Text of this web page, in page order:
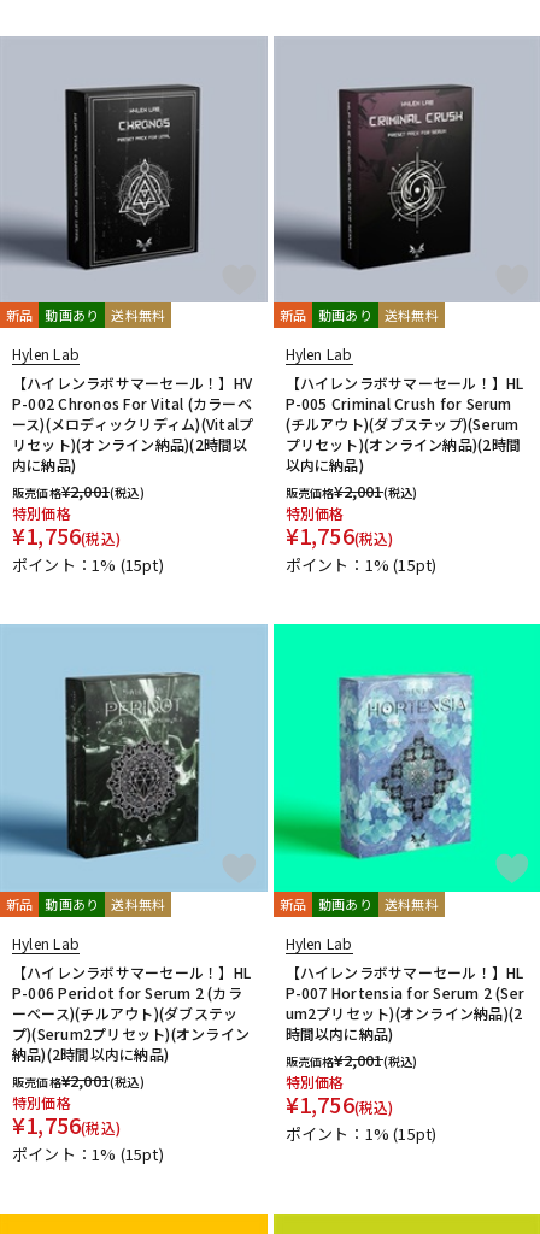
Sonic Studio
Sonnox
SPECTRASONICS
SSL(Solid State Logic)
Steven Slate Audio
stokyo
STREZOV SAMPLING Studiologic
SynchroArts
SYNTHOGY
TAC SYSTEM
tc electronic
TC helicon
Teenage Engineering
Thrustmaster
TOONTRACK
Tracktion TRUE DYNA
UDG u-he（ユーヒー） UJAM
Universal Audio
Vital Arts
Wave Machine Labs
WAVES
Whirlwind XFER RECORDS xlnaudio
XSONIC
YAMAHA
ZAOR ZOOM
他
1st PLACE 360 Reality Audio
RELAB Development
FREQPORT
Minimal Audio
cmf by NOTHING
新品 動画あり 送料無料
Hylen Lab
【ハイレンラボサマーセール！】HV
P-002 Chronos For Vital (カラーベ
ース)(メロディックリディム)(Vitalプ
リセット)(オンライン納品)(2時間以
内に納品)
販売価格¥2,001(税込)
特別価格
¥1,756(税込)
ポイント：1% (15pt)
新品 動画あり 送料無料
Hylen Lab
【ハイレンラボサマーセール！】HL
P-005 Criminal Crush for Serum
(チルアウト)(ダブステップ)(Serum
プリセット)(オンライン納品)(2時間
以内に納品)
販売価格¥2,001(税込)
特別価格
¥1,756(税込)
ポイント：1%(15pt)
新品 動画あり 送料無料
Hylen Lab
【ハイレンラボサマーセール！】HL
P-006 Peridot for Serum 2 (カラ
ーベース)(チルアウト)(ダブステッ
プ)(Serum2プリセット)(オンライン
納品)(2時間以内に納品)
販売価格¥2,001(税込)
特別価格
¥1,756(税込)
ポイント：1% (15pt)
新品 動画あり 送料無料
Hylen Lab
【ハイレンラボサマーセール！】HL
P-007 Hortensia for Serum 2 (Ser
um2プリセット)(オンライン納品)(2
時間以内に納品)
販売価格¥2,001(税込)
特別価格
¥1,756(税込)
ポイント：1%(15pt)